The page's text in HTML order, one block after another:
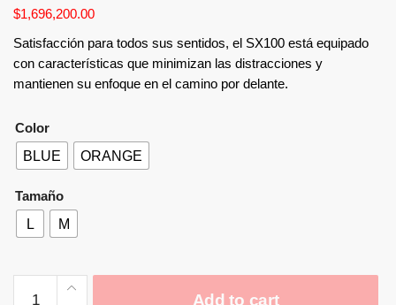
$1,696,200.00
Satisfacción para todos sus sentidos, el SX100 está equipado
con características que minimizan las distracciones y
mantienen su enfoque en el camino por delante.
Color
BLUE
ORANGE
Tamaño
L
M
Add to cart